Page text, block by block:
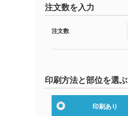
注文数を入力
注文数
印刷方法と部位を選ぶ
印刷あり